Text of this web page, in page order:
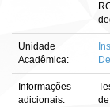
Unidade
Acadêmica:
Informações
adicionais: